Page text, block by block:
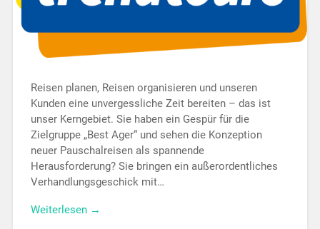
Reisen planen, Reisen organisieren und unseren
Kunden eine unvergessliche Zeit bereiten – das ist
unser Kerngebiet. Sie haben ein Gespür für die
Zielgruppe „Best Ager“ und sehen die Konzeption
neuer Pauschalreisen als spannende
Herausforderung? Sie bringen ein außerordentliches
Verhandlungsgeschick mit…
Weiterlesen →